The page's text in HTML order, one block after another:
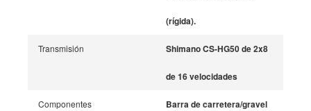
(rígida).
Transmisión Shimano CS-HG50 de 2x8
de 16 velocidades
Componentes Barra de carretera/gravel